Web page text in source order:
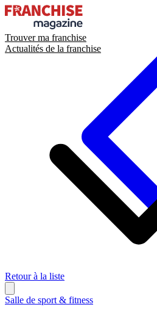
Trouver ma franchise
Actualités de la franchise
Retour à la liste
Salle de sport & fitness